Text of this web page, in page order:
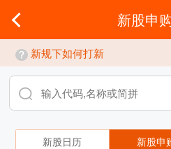
新股申
新规下如何打新
新股日历 新股申